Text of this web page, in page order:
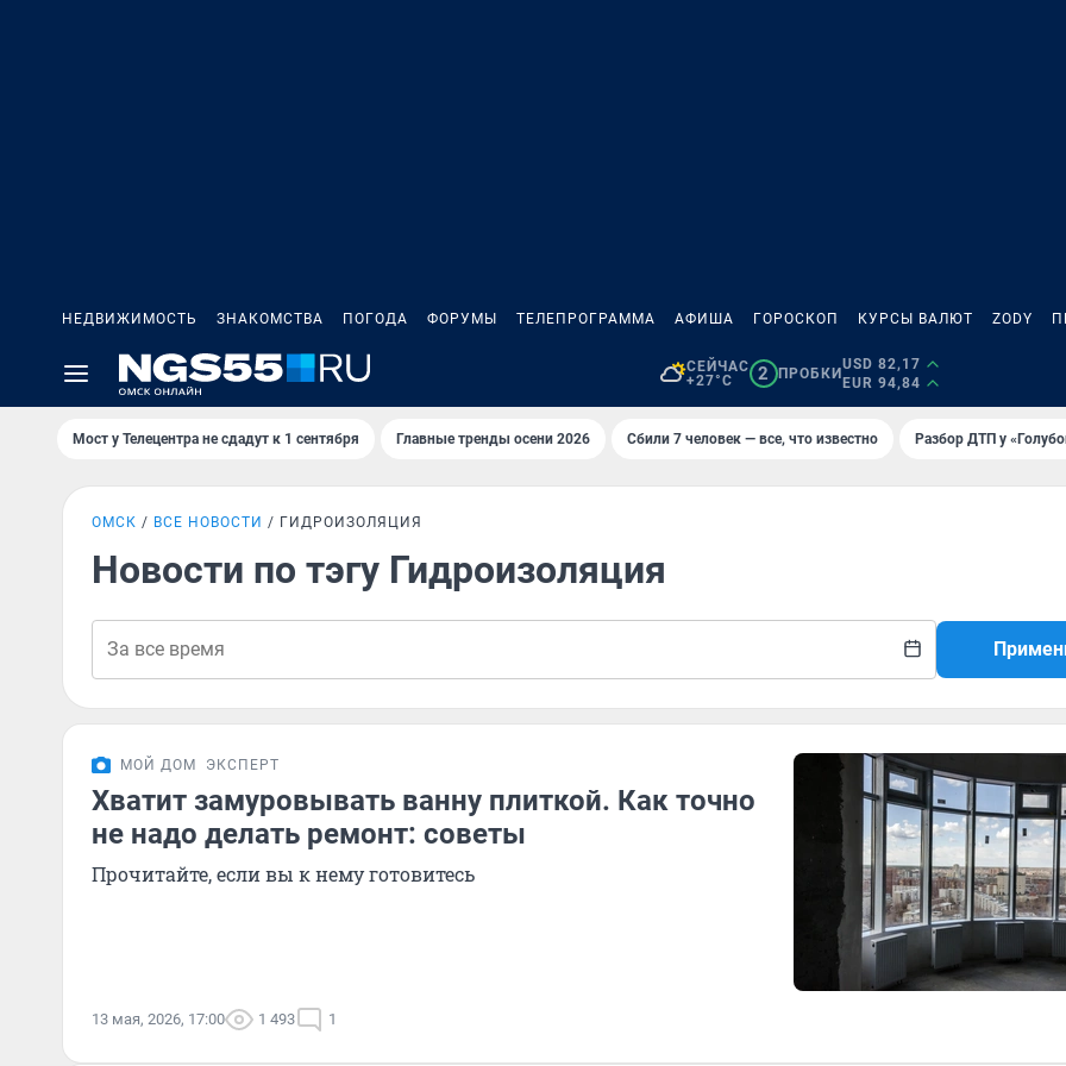
НЕДВИЖИМОСТЬ ЗНАКОМСТВА ПОГОДА ФОРУМЫ ТЕЛЕПРОГРАММА АФИША ГОРОСКОП КУРСЫ ВАЛЮТ ZODY
СЕЙЧАС
+27°C
2 ПРОБКИ
USD 82,17
EUR 94,84
Мост у Телецентра не сдадут к 1 сентября Главные тренды осени 2026 Сбили 7 человек — все, что известно Разбор ДТП у
ОМСК ВСЕ НОВОСТИ ГИДРОИЗОЛЯЦИЯ
Новости по тэгу Гидроизоляция
МОЙ ДОМ ЭКСПЕРТ
Хватит замуровывать ванну плиткой. Как точно
не надо делать ремонт: советы
Прочитайте, если вы к нему готовитесь
13 мая, 2026, 17:00 1 493 1